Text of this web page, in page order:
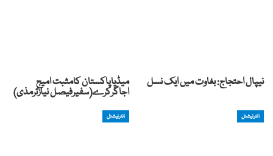
نیپال احتجاج: بغاوت میں ایک نسل میڈیاپاکستان کامثبت امیج
اجاگرکرے(سفیرفیصل نیازترمذی)
انٹرنیشنل انٹرنیشنل